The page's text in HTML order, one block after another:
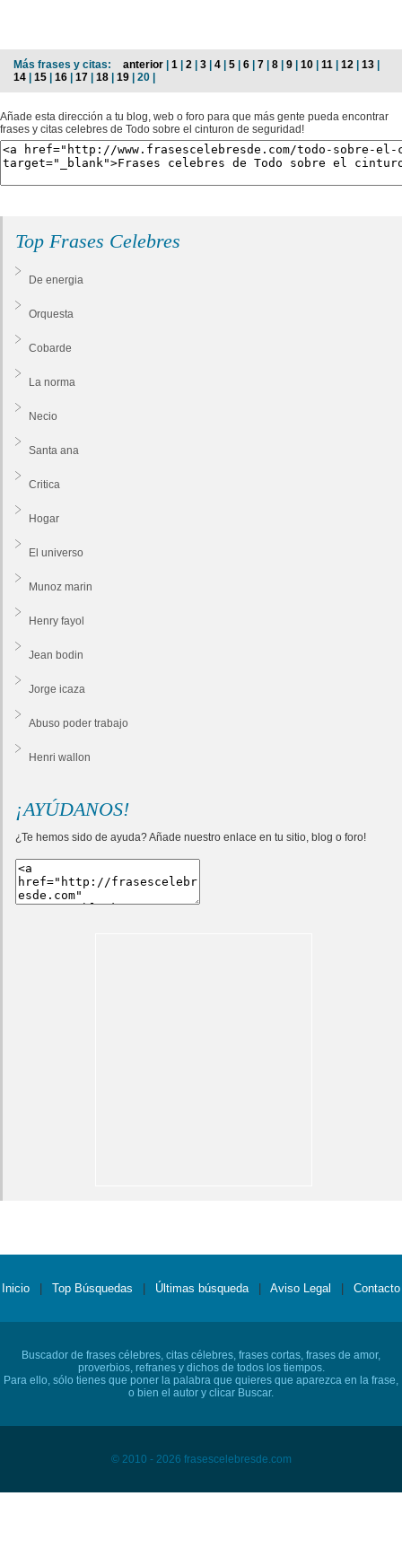
Más frases y citas: anterior | 1 | 2 | 3 | 4 | 5 | 6 | 7 | 8 | 9 | 10 | 11 | 12 | 13 |
14 | 15 | 16 | 17 | 18 | 19 | 20 |
Añade esta dirección a tu blog, web o foro para que más gente pueda encontrar
frases y citas celebres de Todo sobre el cinturon de seguridad!
Top Frases Celebres
De energia
Orquesta
Cobarde
La norma
Necio
Santa ana
Critica
Hogar
El universo
Munoz marin
Henry fayol
Jean bodin
Jorge icaza
Abuso poder trabajo
Henri wallon
¡AYÚDANOS!
¿Te hemos sido de ayuda? Añade nuestro enlace en tu sitio, blog o foro!
Inicio Top Búsquedas Últimas búsqueda Aviso Legal Contacto
Buscador de frases célebres, citas célebres, frases cortas, frases de amor,
proverbios, refranes y dichos de todos los tiempos.
Para ello, sólo tienes que poner la palabra que quieres que aparezca en la frase,
o bien el autor y clicar Buscar.
© 2010 - 2026 frasescelebresde.com